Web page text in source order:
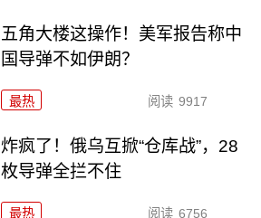
五角大楼这操作！美军报告称中
国导弹不如伊朗？
最热 阅读 9917
炸疯了！俄乌互掀“仓库战”，28
枚导弹全拦不住
最热 阅读 6756